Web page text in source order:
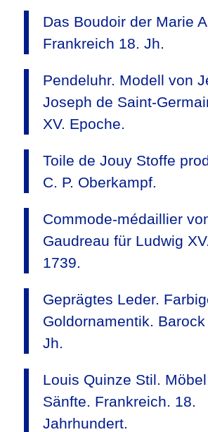
Das Boudoir der Marie
Frankreich 18. Jh.
Pendeluhr. Modell von
Joseph de Saint-
XV. Epoche.
Toile de Jouy Stoffe
C. P. Oberkampf.
Commode-médaillier
Gaudreau für Ludwig
1739.
Geprägtes Leder.
Goldornamentik.
Jh.
Louis Quinze Stil.
Sänfte. Frankreich. 18.
Jahrhundert.